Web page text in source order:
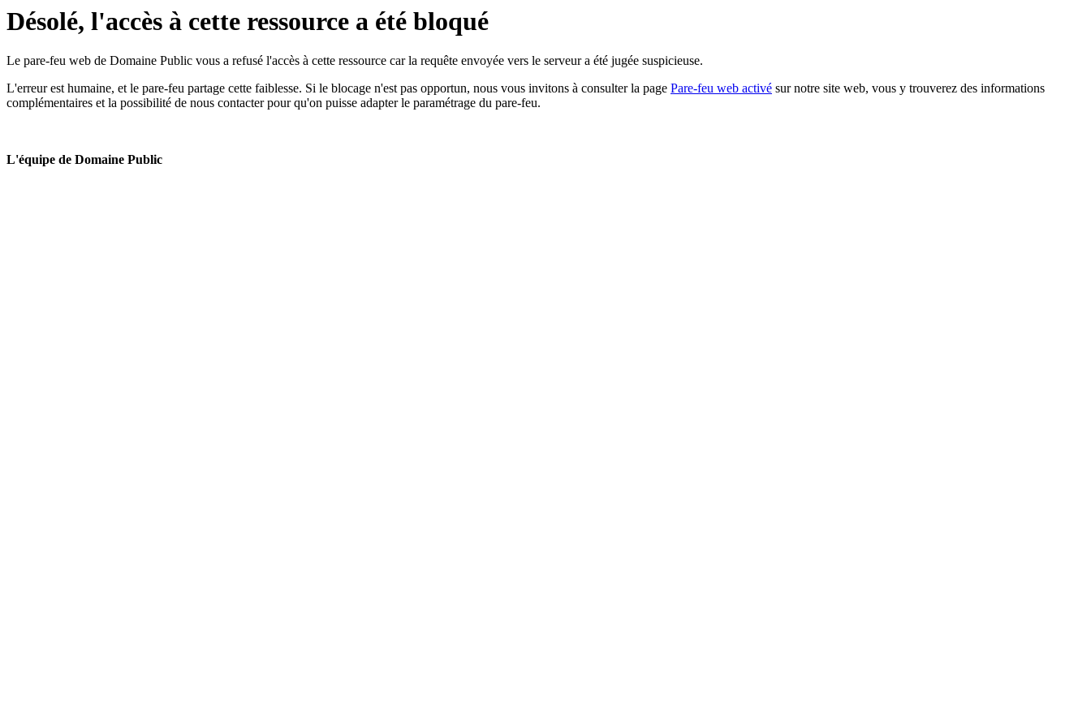
Désolé, l'accès à cette ressource a été bloqué
Le pare-feu web de Domaine Public vous a refusé l'accès à cette ressource car la requête envoyée vers le serveur a été jugée suspicieuse.
L'erreur est humaine, et le pare-feu partage cette faiblesse. Si le blocage n'est pas opportun, nous vous invitons à consulter la page Pare-feu web activé sur notre site web, vous y trouverez des informations
complémentaires et la possibilité de nous contacter pour qu'on puisse adapter le paramétrage du pare-feu.
L'équipe de Domaine Public